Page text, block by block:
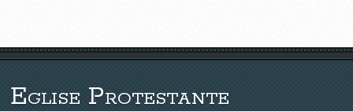
Eglise Protestante